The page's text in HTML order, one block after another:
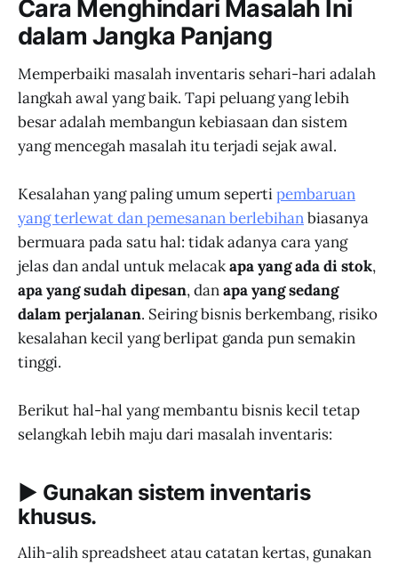
Cara Menghindari Masalah Ini
dalam Jangka Panjang
Memperbaiki masalah inventaris sehari-hari adalah
langkah awal yang baik. Tapi peluang yang lebih
besar adalah membangun kebiasaan dan sistem
yang mencegah masalah itu terjadi sejak awal.
Kesalahan yang paling umum sepertipembaruan
yang terlewat dan pemesanan berlebihanbiasanya
bermuara pada satu hal: tidak adanya cara yang
jelas dan andal untuk melacakapa yang ada di stok,
apa yang sudah dipesan, danapa yang sedang
dalam perjalanan. Seiring bisnis berkembang, risiko
kesalahan kecil yang berlipat ganda pun semakin
tinggi.
Berikut hal-hal yang membantu bisnis kecil tetap
selangkah lebih maju dari masalah inventaris:
▶︎ Gunakan sistem inventaris
khusus.
Alih-alih spreadsheet atau catatan kertas, gunakan